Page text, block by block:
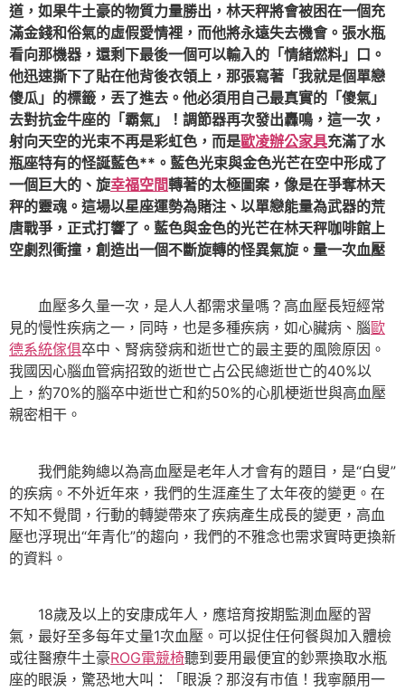
道，如果牛土豪的物質力量勝出，林天秤將會被困在一個充
滿金錢和俗氣的虛假愛情裡，而他將永遠失去機會。張水瓶
看向那機器，還剩下最後一個可以輸入的「情緒燃料」口。
他迅速撕下了貼在他背後衣領上，那張寫著「我就是個單戀
傻瓜」的標籤，丟了進去。他必須用自己最真實的「傻氣」
去對抗金牛座的「霸氣」！調節器再次發出轟鳴，這一次，
射向天空的光束不再是彩虹色，而是歐凌辦公家具充滿了水
瓶座特有的怪誕藍色**。藍色光束與金色光芒在空中形成了
一個巨大的、旋幸福空間轉著的太極圖案，像是在爭奪林天
秤的靈魂。這場以星座運勢為賭注、以單戀能量為武器的荒
唐戰爭，正式打響了。藍色與金色的光芒在林天秤咖啡館上
空劇烈衝撞，創造出一個不斷旋轉的怪異氣旋。量一次血壓
血壓多久量一次，是人人都需求量嗎？高血壓長短經常
見的慢性疾病之一，同時，也是多種疾病，如心臟病、腦歐
德系統傢俱卒中、腎病發病和逝世亡的最主要的風險原因。
我國因心腦血管病招致的逝世亡占公民總逝世亡的40%以
上，約70%的腦卒中逝世亡和約50%的心肌梗逝世與高血壓
親密相干。
我們能夠總以為高血壓是老年人才會有的題目，是“白叟”
的疾病。不外近年來，我們的生涯產生了太年夜的變更。在
不知不覺間，行動的轉變帶來了疾病產生成長的變更，高血
壓也浮現出“年青化”的趨向，我們的不雅念也需求實時更換新
的資料。
18歲及以上的安康成年人，應培育按期監測血壓的習
氣，最好至多每年丈量1次血壓。可以捉住任何餐與加入體檢
或往醫療牛土豪ROG電競椅聽到要用最便宜的鈔票換取水瓶
座的眼淚，驚恐地大叫：「眼淚？那沒有市值！我寧願用一